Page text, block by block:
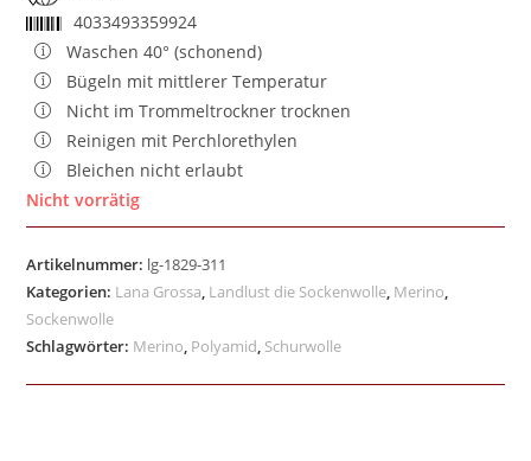
4033493359924
Waschen 40° (schonend)
Bügeln mit mittlerer Temperatur
Nicht im Trommeltrockner trocknen
Reinigen mit Perchlorethylen
Bleichen nicht erlaubt
Nicht vorrätig
Artikelnummer: lg-1829-311
Kategorien: Lana Grossa, Landlust die Sockenwolle, Merino,
Sockenwolle
Schlagwörter: Merino, Polyamid, Schurwolle